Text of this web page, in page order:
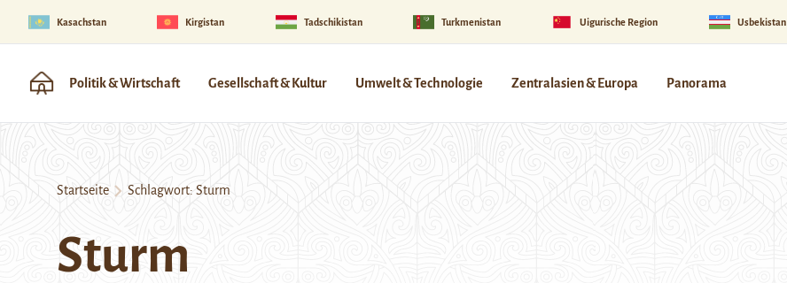
Kasachstan Kirgistan Tadschikistan Turkmenistan Uigurische Region Usbekistan
Politik & Wirtschaft Gesellschaft & Kultur Umwelt & Technologie Zentralasien & Europa Panorama
Startseite Schlagwort: Sturm
Sturm